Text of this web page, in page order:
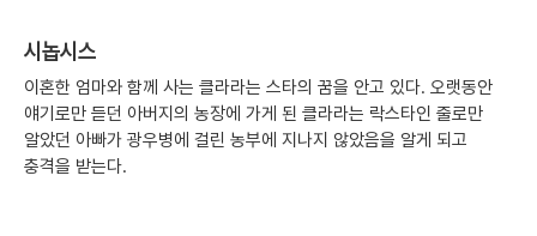
시놉시스
이혼한 엄마와 함께 사는 클라라는 스타의 꿈을 안고 있다. 오랫동안
얘기로만 듣던 아버지의 농장에 가게 된 클라라는 락스타인 줄로만
알았던 아빠가 광우병에 걸린 농부에 지나지 않았음을 알게 되고
충격을 받는다.